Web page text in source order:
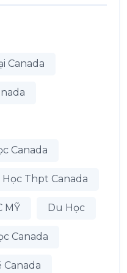
Canada
Canada
Thpt Canada
MỸ Du Học
Canada
Canada